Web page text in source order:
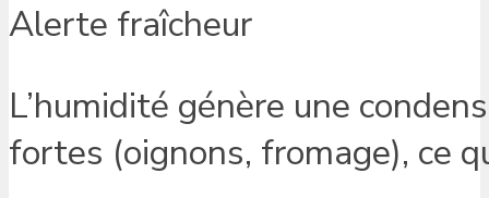
Alerte fraîcheur
L’humidité génère une
fortes (oignons, fromage), ce